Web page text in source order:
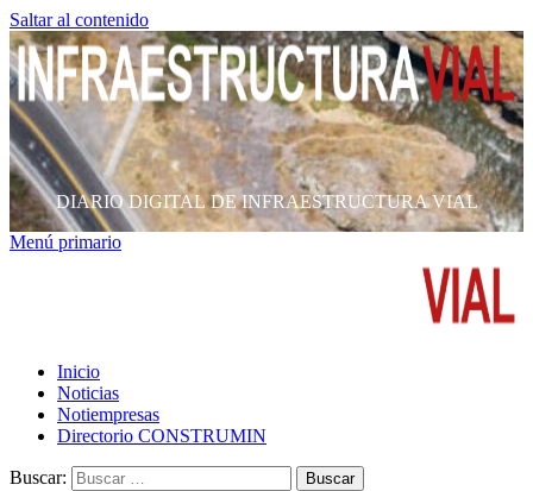
Saltar al contenido
DIARIO DIGITAL DE INFRAESTRUCTURA VIAL
Menú primario
Inicio
Noticias
Notiempresas
Directorio CONSTRUMIN
Buscar: